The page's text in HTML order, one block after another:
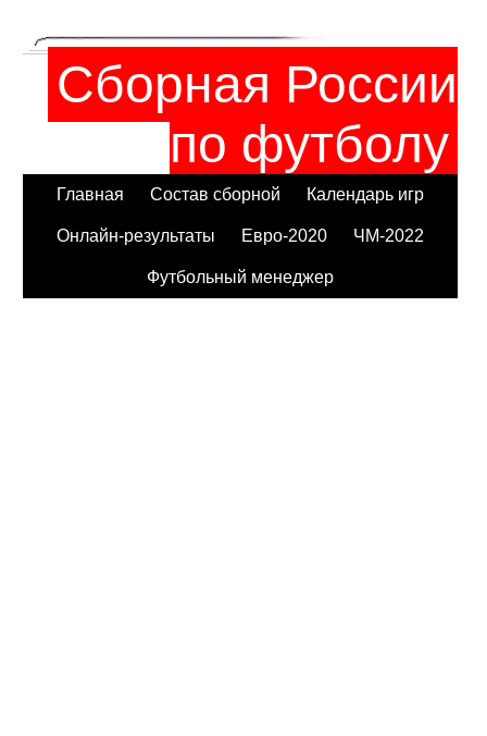
Сборная России
по футболу
Главная Состав сборной Календарь игр
Онлайн-результаты Евро-2020 ЧМ-2022
Футбольный менеджер